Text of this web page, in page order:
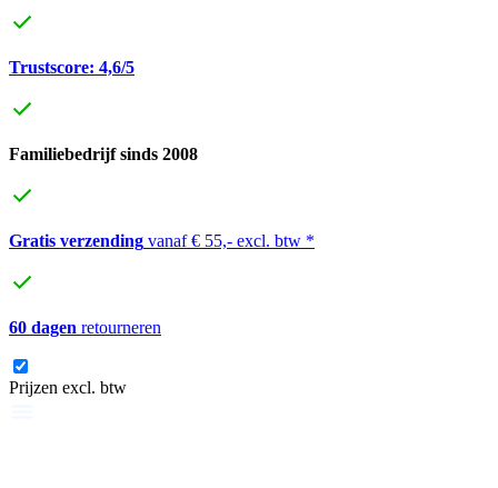
Trustscore: 4,6/5
Familiebedrijf sinds 2008
Gratis verzending vanaf € 55,- excl. btw *
60 dagen retourneren
Prijzen excl. btw